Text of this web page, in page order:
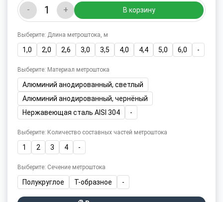
- + В корзину
Выберите: Длина метроштока, м
1,0 2,0 2,6 3,0 3,5 4,0 4,4 5,0 6,0 -
Выберите: Материал метроштока
Алюминий анодированный, светлый
Алюминий анодированный, чернёный
Нержавеющая сталь AISI 304
-
Выберите: Количество составных частей метроштока
1 2 3 4 -
Выберите: Сечение метроштока
Полукруглое Т-образное -